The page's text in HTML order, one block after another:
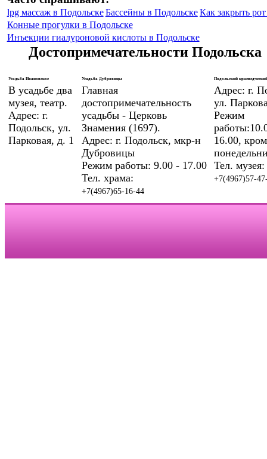
lpg массаж в Подольске Бассейны в ПодольскеКак закрыть
Конные прогулки в Подольске
Инъекции гиалуроновой кислоты в Подольске
Достопримечательности Подольска
Усадьба Ивановское
В усадьбе два
музея, театр.
Адрес: г.
Подольск, ул.
Парковая, д. 1
Усадьба Дубровицы
Главная
достопримечательность
усадьбы - Церковь
Знамения (1697).
Адрес: г. Подольск, мкр-н
Дубровицы
Режим работы: 9.00 - 17.00
Тел. храма:
+7(4967)65-16-44
Подольский
Адрес: г.
ул.
Режим
16.00,
Тел. музея:
+7(4967)57-